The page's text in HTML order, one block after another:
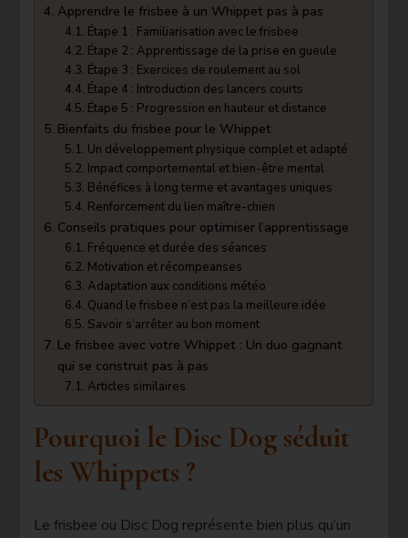
Apprendre le frisbee à un Whippet pas à pas
Étape 1 : Familiarisation avec le frisbee
Étape 2 : Apprentissage de la prise en gueule
Étape 3 : Exercices de roulement au sol
Étape 4 : Introduction des lancers courts
Étape 5 : Progression en hauteur et distance
Bienfaits du frisbee pour le Whippet
Un développement physique complet et adapté
Impact comportemental et bien-être mental
Bénéfices à long terme et avantages uniques
Renforcement du lien maître-chien
Conseils pratiques pour optimiser l’apprentissage
Fréquence et durée des séances
Motivation et récompeanses
Adaptation aux conditions météo
Quand le frisbee n’est pas la meilleure idée
Savoir s’arrêter au bon moment
Le frisbee avec votre Whippet : Un duo gagnant
qui se construit pas à pas
Articles similaires
Pourquoi le Disc Dog séduit
les Whippets ?
Le frisbee ou Disc Dog représente bien plus qu’un